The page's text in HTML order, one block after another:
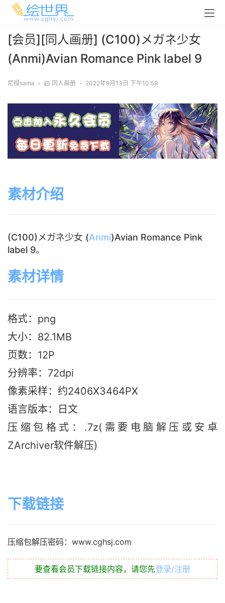
[会员][同人画册] (C100)メガネ少女
(Anmi)Avian Romance Pink label 9
尼禄sama • 同人画册 • 2022年9月13日 下午10:59
素材介绍
(C100)メガネ少女 (Anmi)Avian Romance Pink
label 9。
素材详情
格式：png
大小：82.1MB
页数：12P
分辨率：72dpi
像素采样：约2406X3464PX
语言版本：日文
压缩包格式：.7z(需要电脑解压或安卓
ZArchiver软件解压)
下载链接
压缩包解压密码：www.cghsj.com
要查看会员下载链接内容，请您先登录/注册